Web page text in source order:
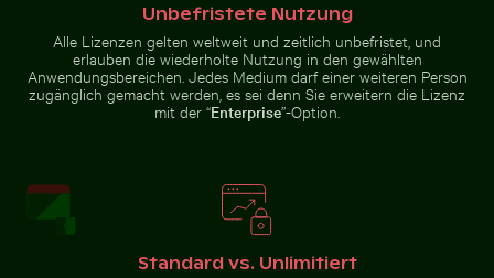
Funkelnde 2026 Feier
Wunderkerzen
Küstenblick auf Mandraki mit
Strongyli-Insel
Fischerboot am schwarzen Sandstrand von La
Fischerboot am schwarzen Sandstrand von La Réunion
Unbefristete Nutzung
Alle Lizenzen gelten weltweit und zeitlich unbefristet, und
erlauben die wiederholte Nutzung in den gewählten
Anwendungsbereichen. Jedes Medium darf einer weiteren Person
zugänglich gemacht werden, es sei denn Sie erweitern die Lizenz
mit der “Enterprise”-Option.
Standard vs. Unlimitiert